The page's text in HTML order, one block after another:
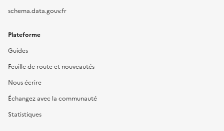
schema.data.gouv.fr
Plateforme
Guides
Feuille de route et nouveautés
Nous écrire
Échangez avec la communauté
Statistiques